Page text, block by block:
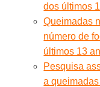
dos últimos
Queimadas
número de
últimos 13
Pesquisa
a